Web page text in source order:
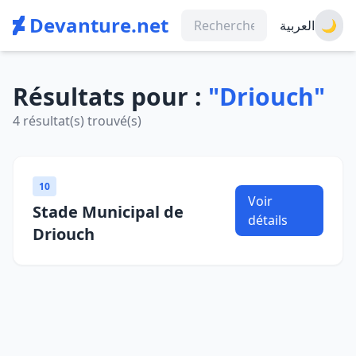
Devanture.net العربية 🌙
Résultats pour : "Driouch"
4 résultat(s) trouvé(s)
10
Stade Municipal de
Driouch
Voir
détails